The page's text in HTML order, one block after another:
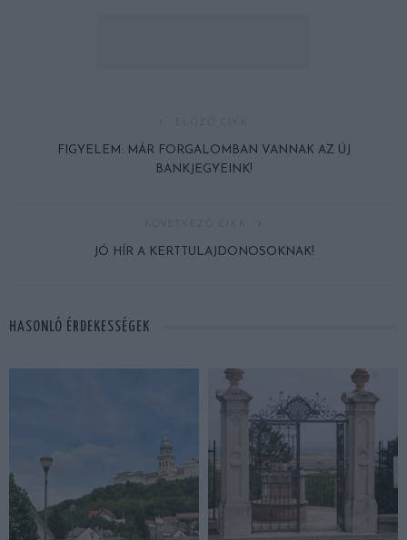
FIGYELEM: MÁR FORGALOMBAN VANNAK AZ ÚJ
BANKJEGYEINK!
JÓ HÍR A KERTTULAJDONOSOKNAK!
HASONLÓ ÉRDEKESSÉGEK